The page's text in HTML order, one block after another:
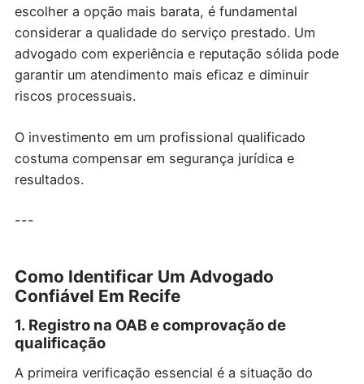
escolher a opção mais barata, é fundamental
considerar a qualidade do serviço prestado. Um
advogado com experiência e reputação sólida pode
garantir um atendimento mais eficaz e diminuir
riscos processuais.
O investimento em um profissional qualificado
costuma compensar em segurança jurídica e
resultados.
---
Como Identificar Um Advogado
Confiável Em Recife
1. Registro na OAB e comprovação de
qualificação
A primeira verificação essencial é a situação do